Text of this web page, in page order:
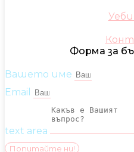
Форма за
Вашето име
Email
text area
Попитайте ни!